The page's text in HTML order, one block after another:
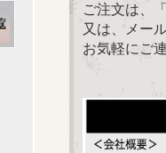
ご注文は、
又は、メー
お気軽にご